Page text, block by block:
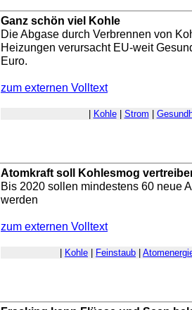
Ganz schön viel Kohle
Die Abgase durch Verbrennen von
Heizungen verursacht EU-weit
Euro.
zum externen Volltext
Kohle| Strom
Atomkraft soll Kohlesmog
Bis 2020 sollen mindestens 60 neue
werden
zum externen Volltext
Kohle Feinstaub